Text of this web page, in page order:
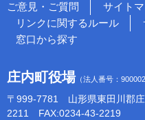
ご意見・ご質問 サイト
リンクに関するルール
窓口から探す
庄内町役場（法人番号：
〒999-7781 山形県東田川郡
2211 FAX:0234-43-2219